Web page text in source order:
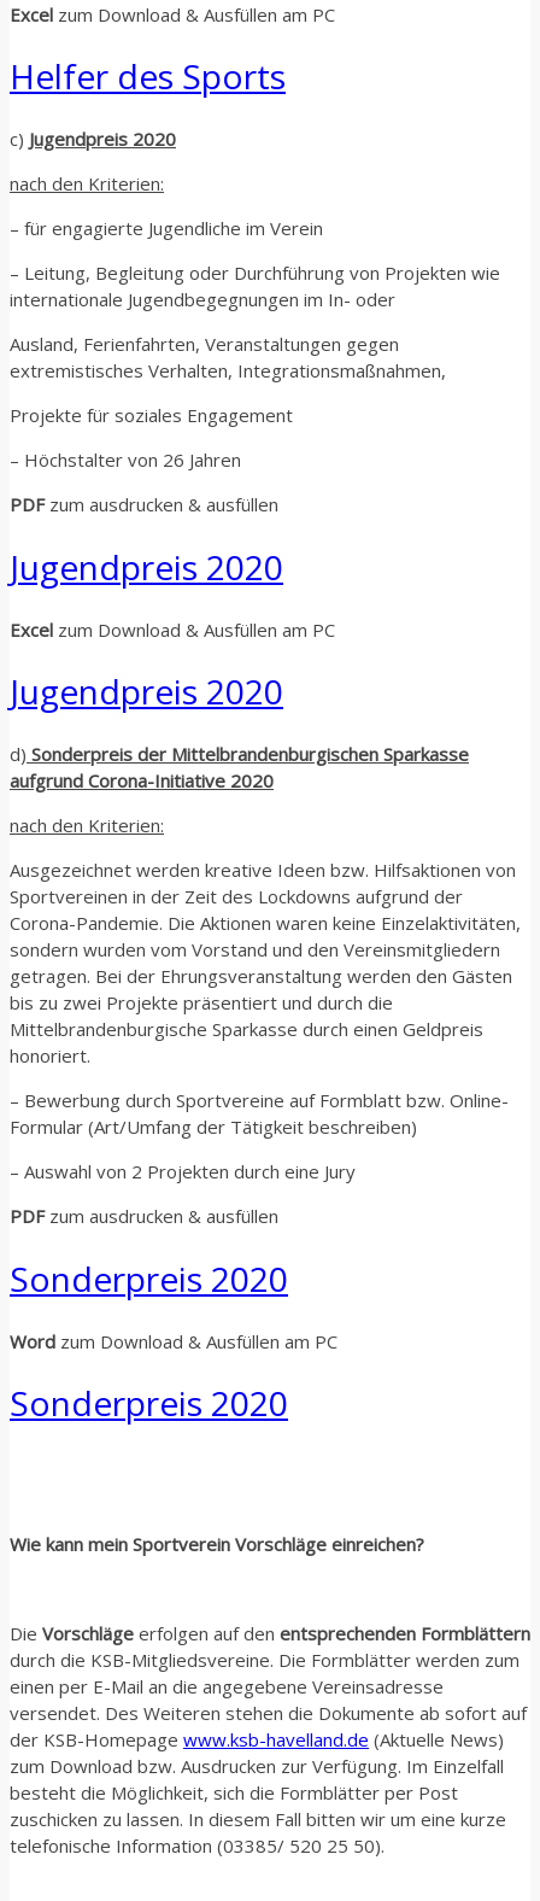
Excel zum Download & Ausfüllen am PC
Helfer des Sports
c) Jugendpreis 2020
nach den Kriterien:
– für engagierte Jugendliche im Verein
– Leitung, Begleitung oder Durchführung von Projekten wie
internationale Jugendbegegnungen im In- oder
Ausland, Ferienfahrten, Veranstaltungen gegen
extremistisches Verhalten, Integrationsmaßnahmen,
Projekte für soziales Engagement
– Höchstalter von 26 Jahren
PDFzum ausdrucken & ausfüllen
Jugendpreis 2020
Excel zum Download & Ausfüllen am PC
Jugendpreis 2020
d) Sonderpreis der Mittelbrandenburgischen Sparkasse
aufgrund Corona-Initiative 2020
nach den Kriterien:
Ausgezeichnet werden kreative Ideen bzw. Hilfsaktionen von
Sportvereinen in der Zeit des Lockdowns aufgrund der
Corona-Pandemie. Die Aktionen waren keine Einzelaktivitäten,
sondern wurden vom Vorstand und den Vereinsmitgliedern
getragen. Bei der Ehrungsveranstaltung werden den Gästen
bis zu zwei Projekte präsentiert und durch die
Mittelbrandenburgische Sparkasse durch einen Geldpreis
honoriert.
– Bewerbung durch Sportvereine auf Formblatt bzw. Online-
Formular (Art/Umfang der Tätigkeit beschreiben)
– Auswahl von 2 Projekten durch eine Jury
PDFzum ausdrucken & ausfüllen
Sonderpreis 2020
Word zum Download & Ausfüllen am PC
Sonderpreis 2020
Wie kann mein Sportverein Vorschläge einreichen?
Die Vorschläge erfolgen auf den entsprechenden Formblättern
durch die KSB-Mitgliedsvereine. Die Formblätter werden zum
einen per E-Mail an die angegebene Vereinsadresse
versendet. Des Weiteren stehen die Dokumente ab sofort auf
der KSB-Homepage www.ksb-havelland.de (Aktuelle News)
zum Download bzw. Ausdrucken zur Verfügung. Im Einzelfall
besteht die Möglichkeit, sich die Formblätter per Post
zuschicken zu lassen. In diesem Fall bitten wir um eine kurze
telefonische Information (03385/ 520 25 50).